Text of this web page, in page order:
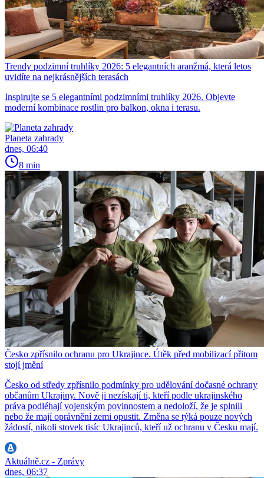
Trendy podzimní truhlíky 2026: 5 elegantních aranžmá, která letos
uvidíte na nejkrásnějších terasách
Inspirujte se 5 elegantními podzimními truhlíky 2026. Objevte
moderní kombinace rostlin pro balkon, okna i terasu.
Planeta zahrady
dnes, 06:40
8 min
Česko zpřísnilo ochranu pro Ukrajince. Útěk před mobilizací přitom
stojí jmění
Česko od středy zpřísnilo podmínky pro udělování dočasné ochrany
občanům Ukrajiny. Nově ji nezískají ti, kteří podle ukrajinského
práva podléhají vojenským povinnostem a nedoloží, že je splnili
nebo že mají oprávnění zemi opustit. Změna se týká pouze nových
žádostí, nikoli stovek tisíc Ukrajinců, kteří už ochranu v Česku mají.
Aktuálně.cz - Zprávy
dnes, 06:37